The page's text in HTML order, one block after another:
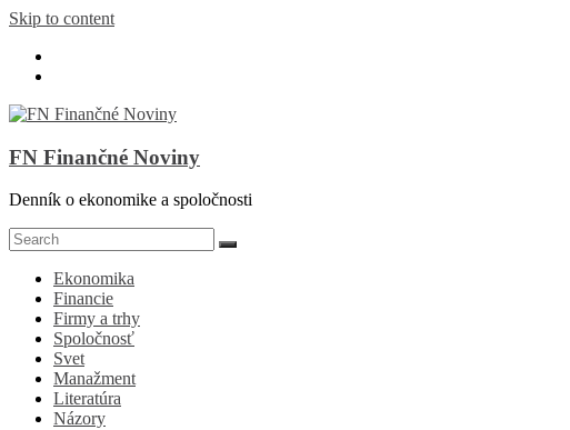
Skip to content
FN Finančné Noviny
Denník o ekonomike a spoločnosti
Ekonomika
Financie
Firmy a trhy
Spoločnosť
Svet
Manažment
Literatúra
Názory